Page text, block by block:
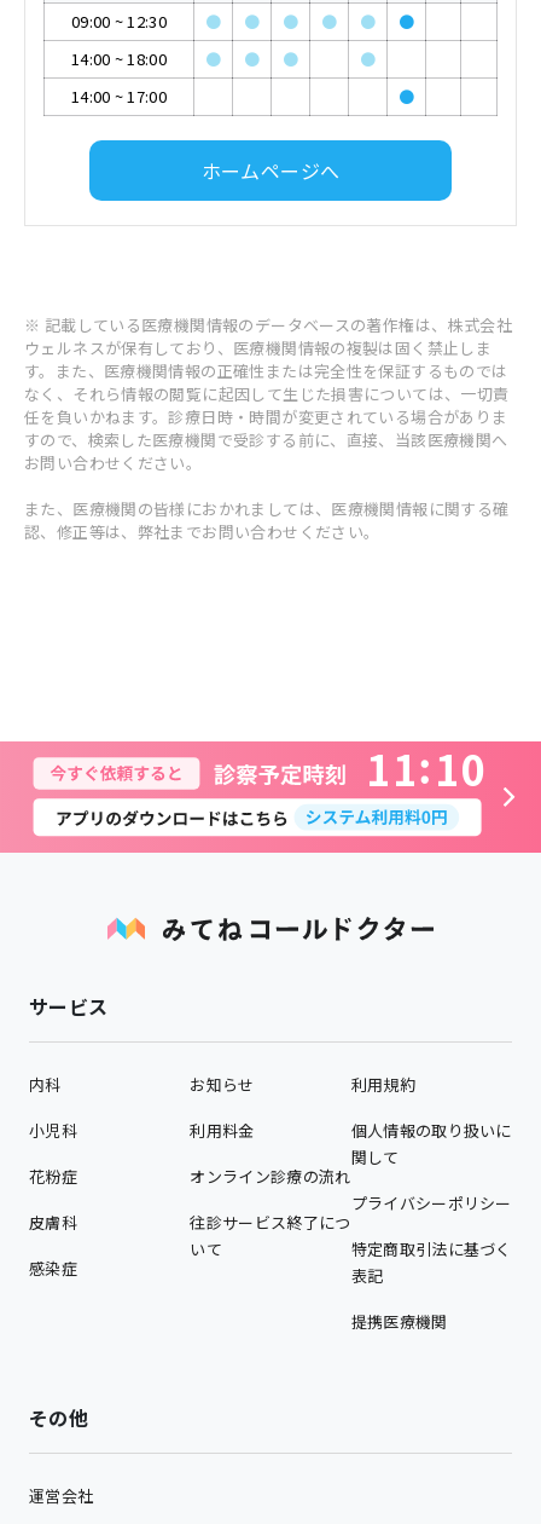
09:00 ~12:30 ● ● ● ● ●
●
14:00 ~18:00 ● ● ●
●
14:00 ~17:00 ●
ホームページへ
※ 記載している医療機関情報のデータベースの著作権は、株式会社
ウェルネスが保有しており、医療機関情報の複製は固く禁止しま
す。また、医療機関情報の正確性または完全性を保証するものでは
なく、それら情報の閲覧に起因して生じた損害については、一切責
任を負いかねます。診療日時・時間が変更されている場合がありま
すので、検索した医療機関で受診する前に、直接、当該医療機関へ
お問い合わせください。
また、医療機関の皆様におかれましては、医療機関情報に関する確
認、修正等は、弊社までお問い合わせください。
11 10
サービス
内科
小児科
花粉症
皮膚科
感染症
お知らせ
利用料金
オンライン診療の流れ
往診サービス終了につ
いて
利用規約
個人情報の取り扱いに
関して
プライバシーポリシー
特定商取引法に基づく
表記
提携医療機関
その他
運営会社